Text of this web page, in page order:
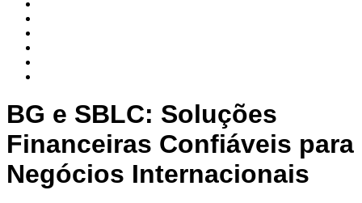
BG e SBLC: Soluções
Financeiras Confiáveis para
Negócios Internacionais